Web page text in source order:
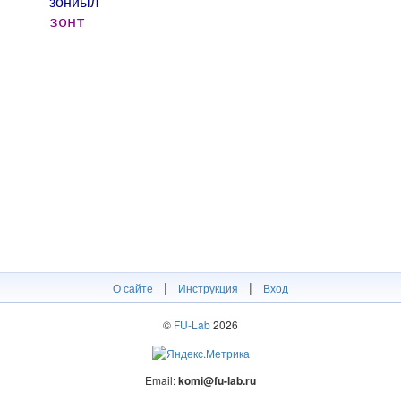
зонт
О сайте | Инструкция | Вход
© FU-Lab2026
Email:komi@fu-lab.ru